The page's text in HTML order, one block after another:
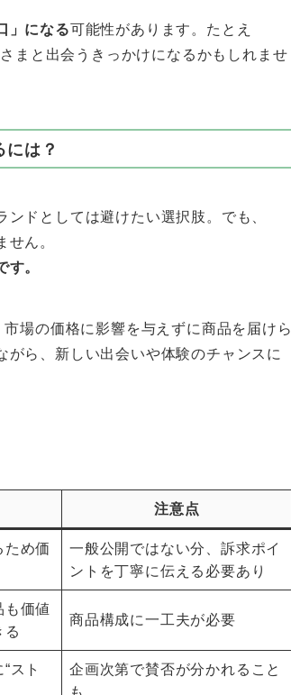
」になる可能性があります。たとえ
まと出会うきっかけになるかもしれませ
は？
ドとしては避けたい選択肢。でも、
せん。
。
場の価格に影響を与えずに商品を届けら
ら、新しい出会いや体験のチャンスに
注意点
ため価
一般公開ではない分、訴求ポイ
ントを丁寧に伝える必要あり
も価値
る
商品構成に一工夫が必要
スト
企画次第で賛否が分かれること